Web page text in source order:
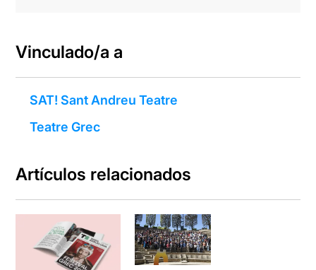
Vinculado/a a
SAT! Sant Andreu Teatre
Teatre Grec
Artículos relacionados